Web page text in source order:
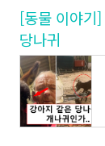
[동물 이야기
당나귀